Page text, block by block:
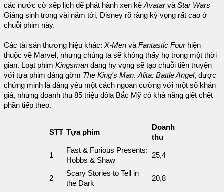
các nước cờ xếp lịch để phát hành xen kẽAvatarvàStar Wars
Giáng sinh trong vài năm tới, Disney rõ ràng kỳ vọng rất cao ở
chuỗi phim này.
Các tài sản thương hiệu khác: X-Men vàFantastic Fourhiện
thuộc về Marvel, nhưng chúng ta sẽ không thấy họ trong một thời
gian. Loạt phim Kingsman đang hy vọng sẽ tạo chuỗi tiền truyện
với tựa phim đáng gờm The King's Man.Alita: Battle Angel, được
chứng minh là đáng yêu một cách ngoan cường với một số khán
giả, nhưng doanh thu 85 triệu đôla Bắc Mỹ có khả năng giết chết
phần tiếp theo.
STT Tựa phim
Doanh
thu
1
Fast & Furious Presents:
Hobbs & Shaw
25,4
2
Scary Stories to Tell in
the Dark
20,8